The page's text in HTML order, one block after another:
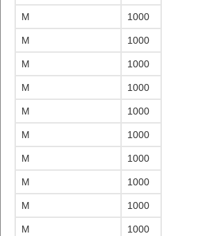
M 1000
M 1000
M 1000
M 1000
M 1000
M 1000
M 1000
M 1000
M 1000
M 1000